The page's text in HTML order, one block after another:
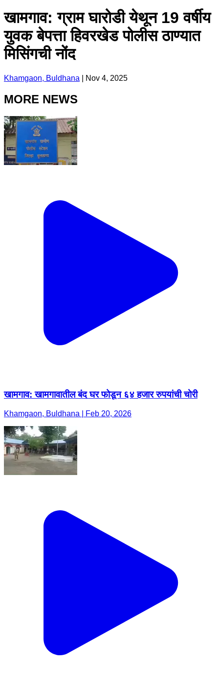
खामगाव: ग्राम घारोडी येथून 19 वर्षीय
युवक बेपत्ता हिवरखेड पोलीस ठाण्यात
मिसिंगची नोंद
Khamgaon, Buldhana Nov 4, 2025
MORE NEWS
खामगाव: खामगावातील बंद घर फोडून ६४ हजार रुपयांची चोरी
Khamgaon, Buldhana | Feb 20, 2026